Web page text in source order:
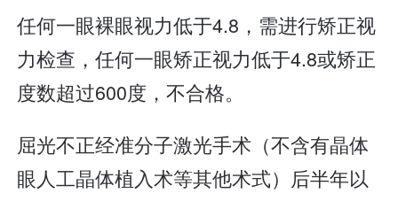
任何一眼裸眼视力低于4.8，需进行矫正视
力检查，任何一眼矫正视力低于4.8或矫正
度数超过600度，不合格。
屈光不正经准分子激光手术（不含有晶体
眼人工晶体植入术等其他术式）后半年以